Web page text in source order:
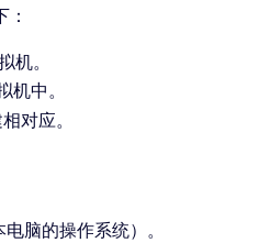
。
中。
对应。
脑的操作系统）。